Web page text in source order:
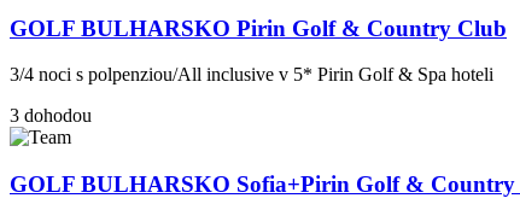
GOLF BULHARSKO Pirin Golf & Country Club
3/4 noci s polpenziou/All inclusive v 5* Pirin Golf & Spa hoteli
3 dohodou
GOLF BULHARSKO Sofia+Pirin Golf & Country